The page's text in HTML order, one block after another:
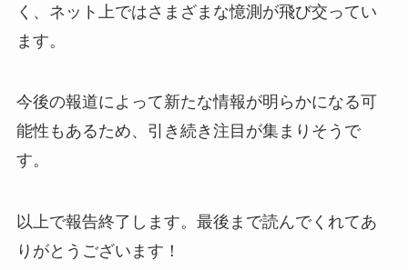
く、ネット上ではさまざまな憶測が飛び交ってい
ます。
今後の報道によって新たな情報が明らかになる可
能性もあるため、引き続き注目が集まりそうで
す。
以上で報告終了します。最後まで読んでくれてあ
りがとうございます！